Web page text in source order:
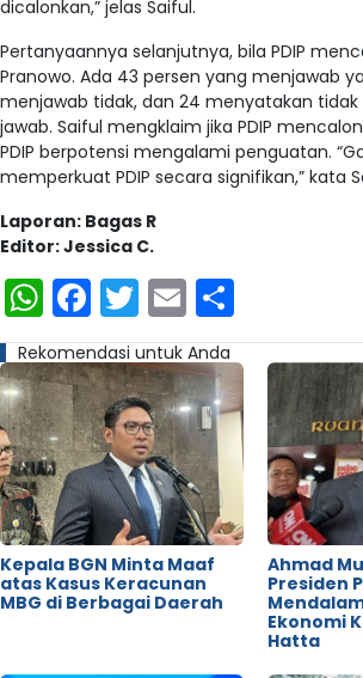
dicalonkan,” jelas Saiful.
Pertanyaannya selanjutnya, bila PDIP
Pranowo. Ada 43 persen yang menjawab
menjawab tidak, dan 24 menyatakan
jawab. Saiful mengklaim jika PDIP
PDIP berpotensi mengalami penguatan.
memperkuat PDIP secara signifikan,” kata
Laporan: Bagas R
Editor: Jessica C.
WhatsApp
Facebook
Twitter
Email
Rekomendasi untuk Anda
Kepala BGN Minta Maaf
atas Kasus Keracunan
MBG di Berbagai Daerah
Ahmad
Presiden
Ekonomi
Hatta